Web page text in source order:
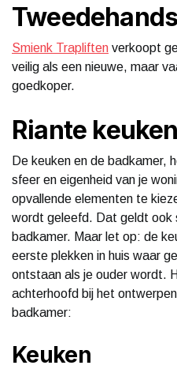
Smienk Trapliften verkoopt
veilig als een nieuwe, maar
goedkoper.
Riante
De keuken en de badkamer,
sfeer en eigenheid van je
opvallende elementen te
wordt geleefd. Dat geldt ook
badkamer. Maar let op: de
eerste plekken in huis waar
ontstaan als je ouder wordt.
achterhoofd bij het
badkamer:
Keuken